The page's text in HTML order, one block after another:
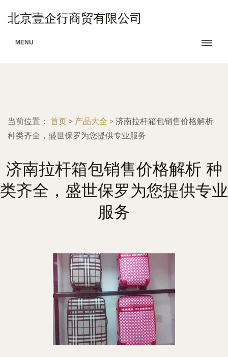
北京壹企行商贸有限公司
MENU
当前位置： 首页 > 产品大全 > 济南拉杆箱包销售价格解析
种类齐全，盛世保罗为您提供专业服务
济南拉杆箱包销售价格解析 种
类齐全，盛世保罗为您提供专业
服务